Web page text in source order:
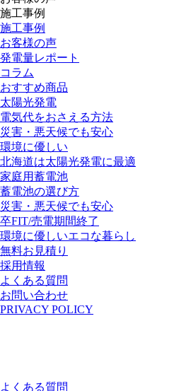
施工事例
施工事例
お客様の声
発電量レポート
コラム
おすすめ商品
太陽光発電
電気代をおさえる方法
災害・悪天候でも安心
環境に優しい
北海道は太陽光発電に最適
家庭用蓄電池
蓄電池の選び方
災害・悪天候でも安心
卒FIT/売電期間終了
環境に優しいエコな暮らし
無料お見積り
採用情報
よくある質問
お問い合わせ
PRIVACY POLICY
よくある質問